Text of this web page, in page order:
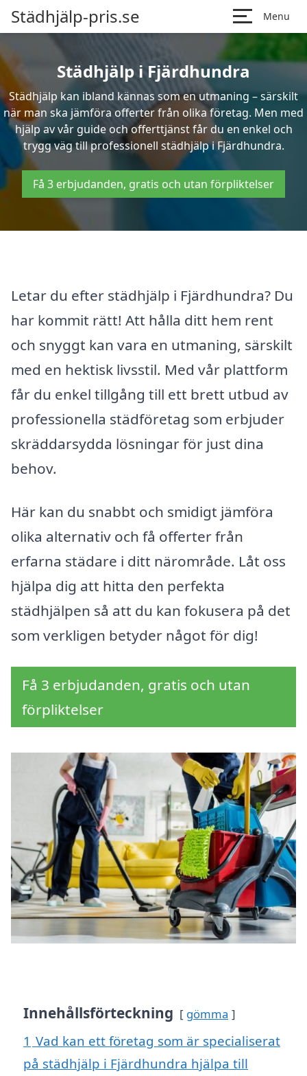
Städhjälp-pris.se Menu
Städhjälp i Fjärdhundra
Städhjälp kan ibland kännas som en utmaning – särskilt
när man ska jämföra offerter från olika företag. Men med
hjälp av vår guide och offerttjänst får du en enkel och
trygg väg till professionell städhjälp i Fjärdhundra.
Få 3 erbjudanden, gratis och utan förpliktelser
Letar du efter städhjälp i Fjärdhundra? Du
har kommit rätt! Att hålla ditt hem rent
och snyggt kan vara en utmaning, särskilt
med en hektisk livsstil. Med vår plattform
får du enkel tillgång till ett brett utbud av
professionella städföretag som erbjuder
skräddarsydda lösningar för just dina
behov.
Här kan du snabbt och smidigt jämföra
olika alternativ och få offerter från
erfarna städare i ditt närområde. Låt oss
hjälpa dig att hitta den perfekta
städhjälpen så att du kan fokusera på det
som verkligen betyder något för dig!
Få 3 erbjudanden, gratis och utan
förpliktelser
Innehållsförteckning gömma
1 Vad kan ett företag som är specialiserat
på städhjälp i Fjärdhundra hjälpa till